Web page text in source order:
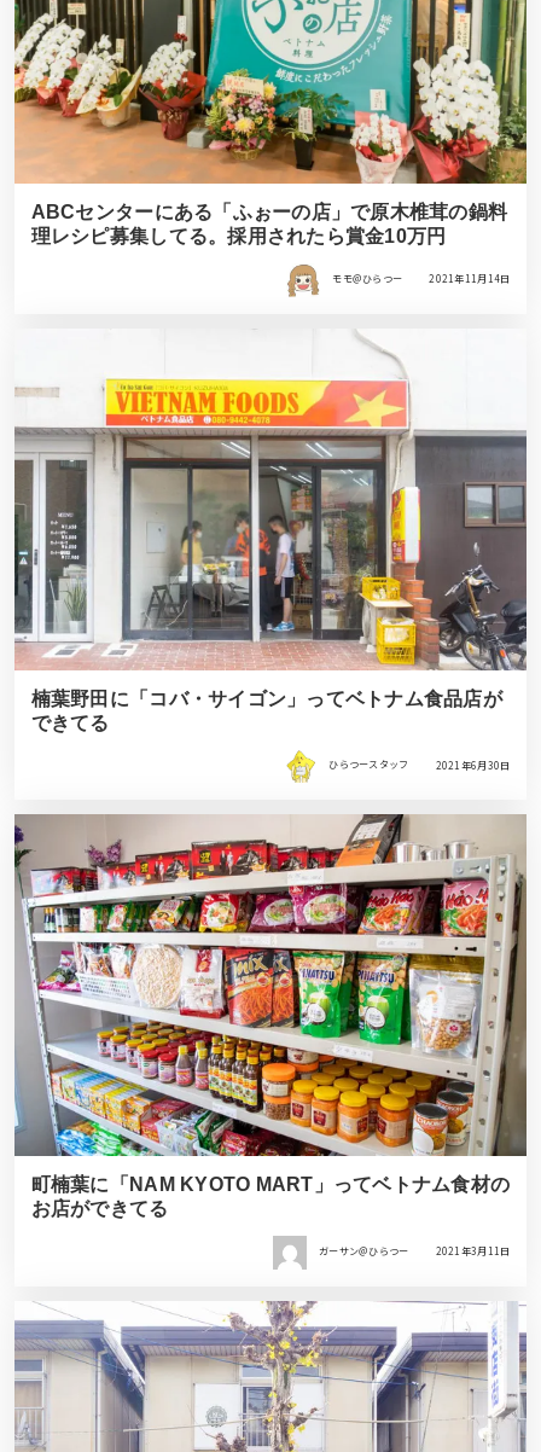
ABCセンターにある「ふぉーの店」で原木椎茸の鍋料
理レシピ募集してる。採用されたら賞金10万円
モモ＠ひらつー 2021年11月14日
楠葉野田に「コバ・サイゴン」ってベトナム食品店が
できてる
ひらつースタッフ 2021年6月30日
町楠葉に「NAM KYOTO MART」ってベトナム食材の
お店ができてる
ガーサン＠ひらつー 2021年3月11日